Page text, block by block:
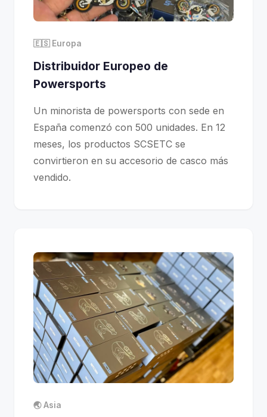
🇪🇸 Europa
Distribuidor Europeo de
Powersports
Un minorista de powersports con sede en
España comenzó con 500 unidades. En 12
meses, los productos SCSETC se
convirtieron en su accesorio de casco más
vendido.
🌏 Asia